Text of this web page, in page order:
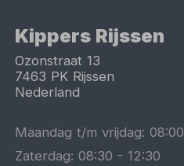
Kippers Rijssen
Ozonstraat 13
7463 PK Rijssen
Nederland
Maandag t/m vrijdag:08:00
Zaterdag:08:30 -12:30